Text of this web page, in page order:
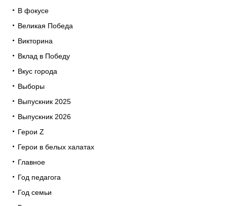
В фокусе
Великая Победа
Викторина
Вклад в Победу
Вкус города
Выборы
Выпускник 2025
Выпускник 2026
Герои Z
Герои в белых халатах
Главное
Год педагога
Год семьи